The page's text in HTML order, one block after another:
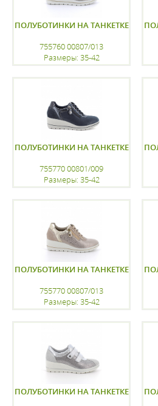
ПОЛУБОТИНКИ НА ТАНКЕТКЕ
755760 00807/013
Размеры: 35-42
ПОЛУБОТИНКИ НА ТАНКЕТКЕ
755770 00801/009
Размеры: 35-42
ПОЛУБОТИНКИ НА ТАНКЕТКЕ
755770 00807/013
Размеры: 35-42
ПОЛУБОТИНКИ НА ТАНКЕТКЕ